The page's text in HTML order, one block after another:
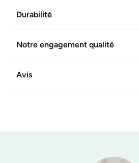
Durabilité
Notre engagement qualité
Avis